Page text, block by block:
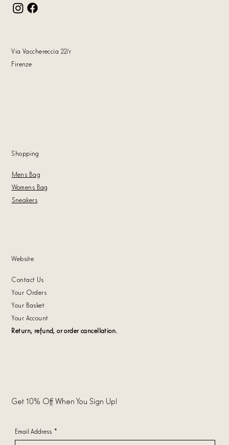
Via Vacchereccia 22/r
Firenze
Shopping
Mens Bag
Womens Bag
Sneakers
Website
Contact Us
Your Orders
Your Basket
Your Account
Return, refund, or order cancellation.
Get 10% Off When You Sign Up!
Email Address *